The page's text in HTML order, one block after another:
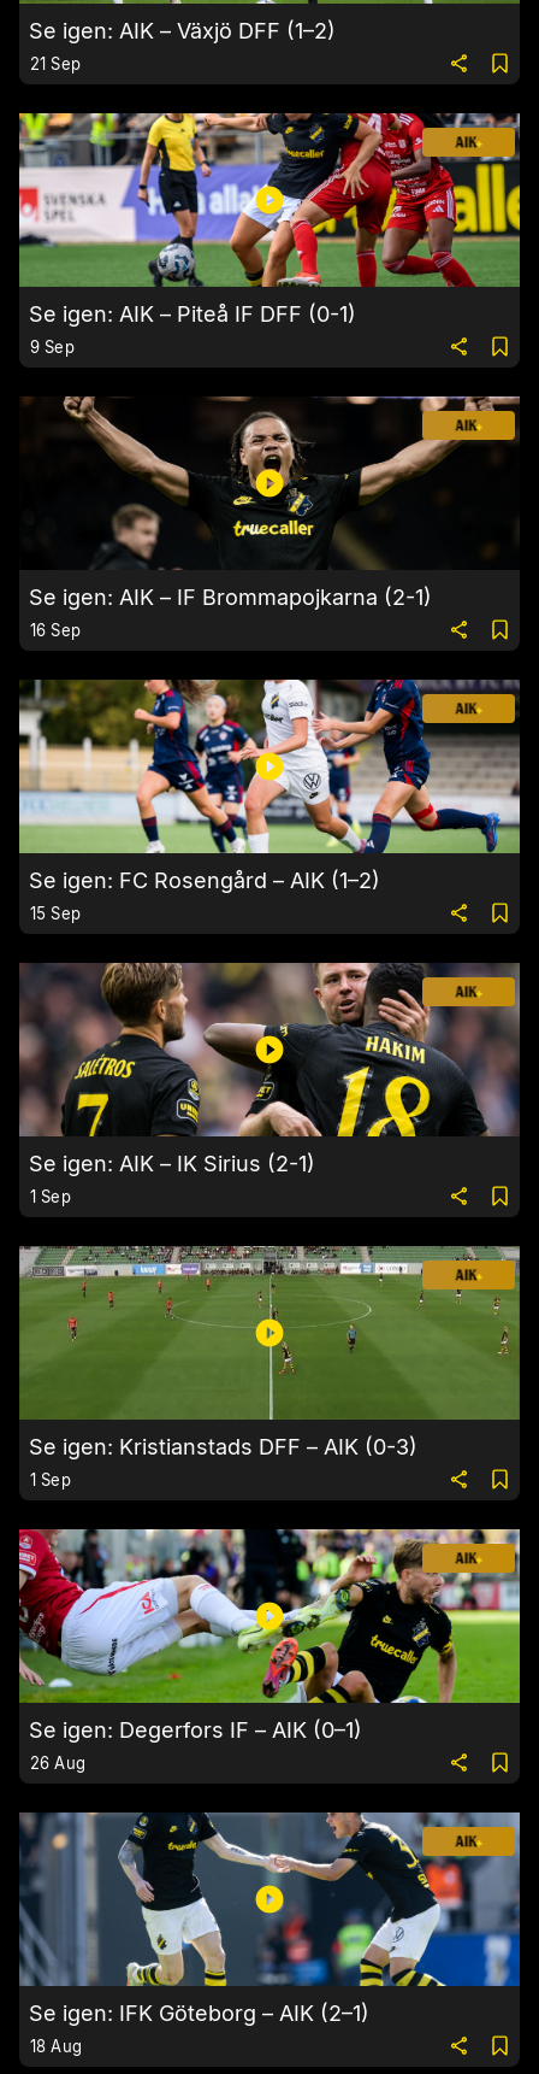
Se igen: AIK – Växjö DFF (1–2)
21 Sep
Se igen: AIK – Piteå IF DFF (0-1)
9 Sep
Se igen: AIK – IF Brommapojkarna (2-1)
16 Sep
Se igen: FC Rosengård – AIK (1–2)
15 Sep
Se igen: AIK – IK Sirius (2-1)
1 Sep
Se igen: Kristianstads DFF – AIK (0-3)
1 Sep
Se igen: Degerfors IF – AIK (0–1)
26 Aug
Se igen: IFK Göteborg – AIK (2–1)
18 Aug